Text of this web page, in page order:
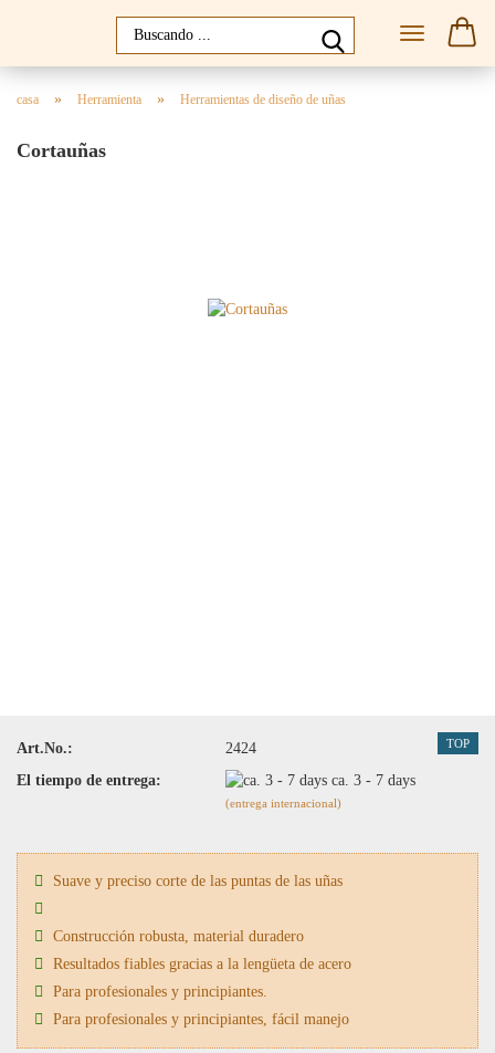
casa » Herramienta » Herramientas de diseño de uñas
Cortauñas
TOP
Art.No.:
2424
El tiempo de entrega:
ca. 3 - 7 days
(entrega internacional)
Suave y preciso corte de las puntas de las uñas
Construcción robusta, material duradero
Resultados fiables gracias a la lengüeta de acero
Para profesionales y principiantes.
Para profesionales y principiantes, fácil manejo